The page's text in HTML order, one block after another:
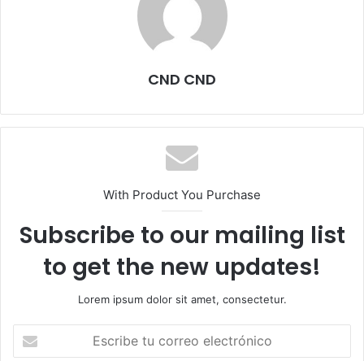
CND CND
With Product You Purchase
Subscribe to our mailing list
to get the new updates!
Lorem ipsum dolor sit amet, consectetur.